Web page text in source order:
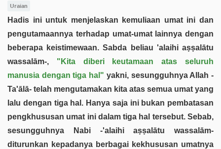
Uraian
Hadis ini untuk menjelaskan kemuliaan umat ini dan
pengutamaannya terhadap umat-umat lainnya dengan
beberapa keistimewaan. Sabda beliau 'alaihi aṣṣalātu
wassalām-, "Kita diberi keutamaan atas seluruh
manusia dengan tiga hal" yakni, sesungguhnya Allah -
Ta'ālā- telah mengutamakan kita atas semua umat yang
lalu dengan tiga hal. Hanya saja ini bukan pembatasan
pengkhususan umat ini dalam tiga hal tersebut. Sebab,
sesungguhnya Nabi -'alaihi aṣṣalātu wassalām-
diturunkan kepadanya berbagai kekhususan umatnya